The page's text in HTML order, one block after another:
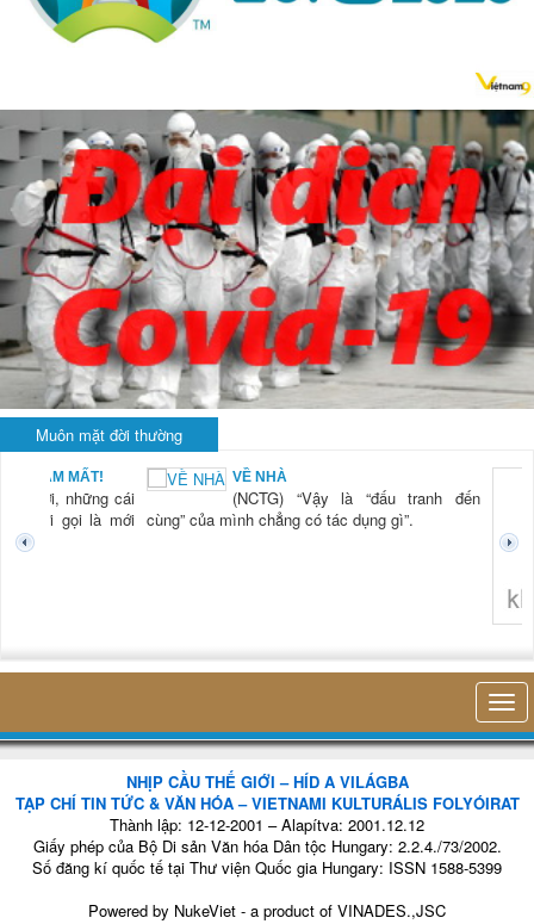
Muôn mặt đời thường
NAM MẤT!
“Xời, những cái
mới gọi là mới
VỀ NHÀ
(NCTG) “Vậy là “đấu tranh đến
cùng” của mình chẳng có tác dụng gì”.
NHỊP CẦU THẾ GIỚI – HÍD A VILÁGBA
TẠP CHÍ TIN TỨC & VĂN HÓA – VIETNAMI KULTURÁLIS FOLYÓIRAT
Thành lập: 12-12-2001 – Alapítva: 2001.12.12
Giấy phép của Bộ Di sản Văn hóa Dân tộc Hungary: 2.2.4./73/2002.
Số đăng kí quốc tế tại Thư viện Quốc gia Hungary: ISSN 1588-5399
Powered by NukeViet - a product of VINADES.,JSC